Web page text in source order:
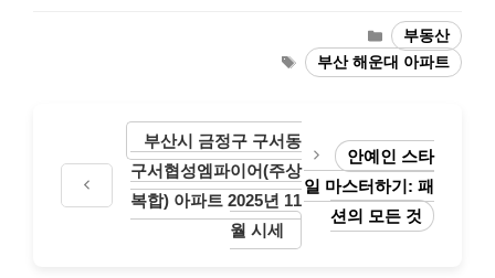
Categories
부동산
Tags부산 해운대 아파트
부산시 금정구 구서동
구서협성엠파이어(주상
복합) 아파트 2025년 11
월 시세
안예인 스타
일 마스터하기: 패
션의 모든 것